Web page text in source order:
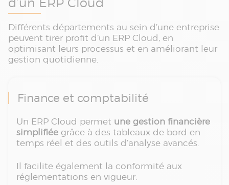
Différents départements au sein d’une entreprise
peuvent tirer profit d’un ERP Cloud, en
optimisant leurs processus et en améliorant leur
gestion quotidienne.
Finance et comptabilité
Un ERP Cloud permet une gestion financière
simplifiée grâce à des tableaux de bord en
temps réel et des outils d’analyse avancés.
Il facilite également la conformité aux
réglementations en vigueur.